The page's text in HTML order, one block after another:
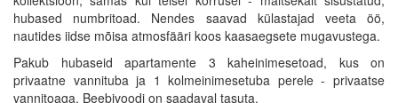
hubased numbritoad. Nendes saavad külastajad veeta öö,
nautides iidse mõisa atmosfääri koos kaasaegsete mugavustega.
Pakub hubaseid apartamente 3 kaheinimesetoad, kus on
privaatne vannituba ja 1 kolmeinimesetuba perele - privaatse
vannitoaga. Beebivoodi on saadaval tasuta.